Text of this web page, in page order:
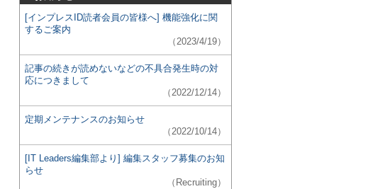
[インプレスID読者会員の皆様へ] 機能強化に関
するご案内
（2023/4/19）
記事の続きが読めないなどの不具合発生時の対
応につきまして
（2022/12/14）
定期メンテナンスのお知らせ
（2022/10/14）
[IT Leaders編集部より] 編集スタッフ募集のお知
らせ
（Recruiting）